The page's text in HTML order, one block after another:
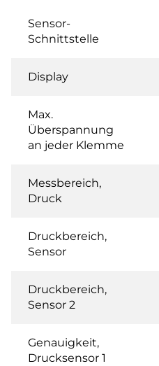
Sensor-
Schnittstelle
Display
Max.
Überspannung
an jeder Klemme
Messbereich,
Druck
Druckbereich,
Sensor
Druckbereich,
Sensor 2
Genauigkeit,
Drucksensor 1